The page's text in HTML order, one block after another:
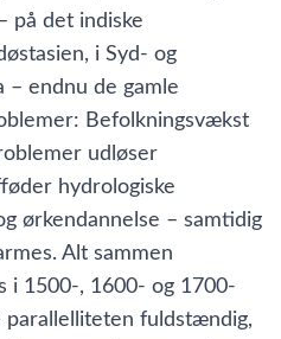
på det indiske
i Syd- og
– endnu de gamle
Befolkningsvækst
udløser
hydrologiske
ørkendannelse – samtidig
Alt sammen
i 1500-, 1600- og 1700-
parallelliteten fuldstændig,